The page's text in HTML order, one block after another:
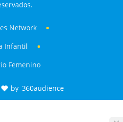
Network
Infantil
Femenino
by 360audience